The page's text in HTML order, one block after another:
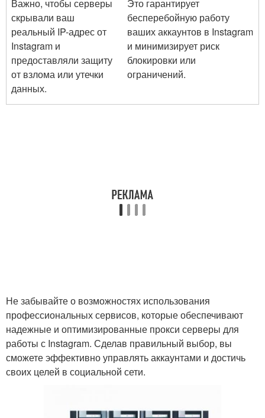
Важно, чтобы серверы
скрывали ваш
реальный IP-адрес от
Instagram и
предоставляли защиту
от взлома или утечки
данных.
Это гарантирует
бесперебойную работу
ваших аккаунтов в Instagram
и минимизирует риск
блокировки или
ограничений.
Не забывайте о возможностях использования
профессиональных сервисов, которые обеспечивают
надежные и оптимизированные прокси серверы для
работы с Instagram. Сделав правильный выбор, вы
сможете эффективно управлять аккаунтами и достичь
своих целей в социальной сети.